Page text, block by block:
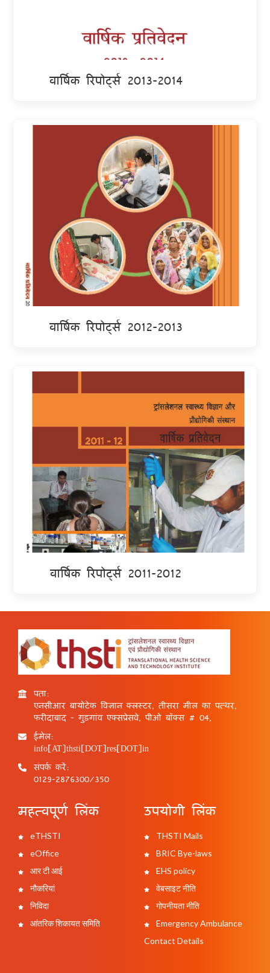
वार्षिक रिपोर्ट्स 2013-2014
वार्षिक रिपोर्ट्स 2012-2013
वार्षिक रिपोर्ट्स 2011-2012
पता:
एनसीआर बायोटेक विज्ञान क्लस्टर, तीसरा मील का पत्थर,
फरीदाबाद - गुड़गांव एक्सप्रेसवे, पीओ बॉक्स # 04,
ईमेल:
info[AT]thsti[DOT]res[DOT]in
संपर्क करें:
0129-2876300/350
महत्वपूर्ण लिंक
eTHSTI
eOffice
आर टी आई
नौकरियां
निविदा
आंतरिक शिकायत समिति
उपयोगी लिंक
THSTI Mails
BRIC Bye-laws
EHS policy
वेबसाइट नीति
गोपनीयता नीति
Emergency Ambulance
Contact Details